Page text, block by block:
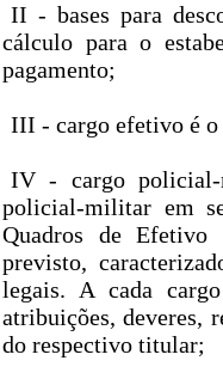
II - bases para
cálculo para o
pagamento;
III - cargo efetivo é
IV - cargo policial-
policial-militar em
Quadros de
previsto,
legais. A cada
atribuições, deveres,
do respectivo titular;